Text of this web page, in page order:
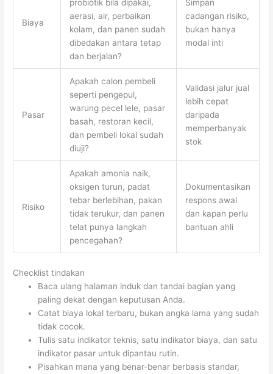
Biaya
probiotik bila dipakai,
aerasi, air, perbaikan
kolam, dan panen sudah
dibedakan antara tetap
dan berjalan?
Simpan
cadangan risiko,
bukan hanya
modal inti
Pasar
Apakah calon pembeli
seperti pengepul,
warung pecel lele, pasar
basah, restoran kecil,
dan pembeli lokal sudah
diuji?
Validasi jalur jual
lebih cepat
daripada
memperbanyak
stok
Risiko
Apakah amonia naik,
oksigen turun, padat
tebar berlebihan, pakan
tidak terukur, dan panen
telat punya langkah
pencegahan?
Dokumentasikan
respons awal
dan kapan perlu
bantuan ahli
Checklist tindakan
Baca ulang halaman induk dan tandai bagian yang
paling dekat dengan keputusan Anda.
Catat biaya lokal terbaru, bukan angka lama yang sudah
tidak cocok.
Tulis satu indikator teknis, satu indikator biaya, dan satu
indikator pasar untuk dipantau rutin.
Pisahkan mana yang benar-benar berbasis standar,